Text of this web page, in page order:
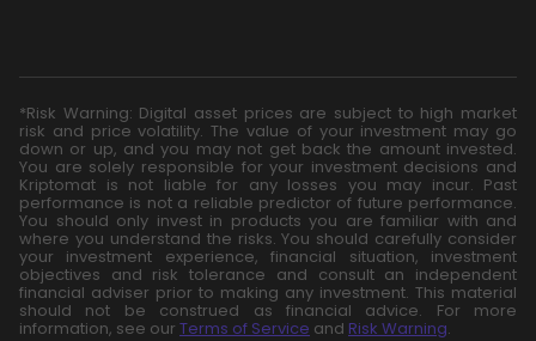
*Risk Warning: Digital asset prices are subject to high market
risk and price volatility. The value of your investment may go
down or up, and you may not get back the amount invested.
You are solely responsible for your investment decisions and
Kriptomat is not liable for any losses you may incur. Past
performance is not a reliable predictor of future performance.
You should only invest in products you are familiar with and
where you understand the risks. You should carefully consider
your investment experience, financial situation, investment
objectives and risk tolerance and consult an independent
financial adviser prior to making any investment. This material
should not be construed as financial advice. For more
information, see our Terms of Service and Risk Warning.